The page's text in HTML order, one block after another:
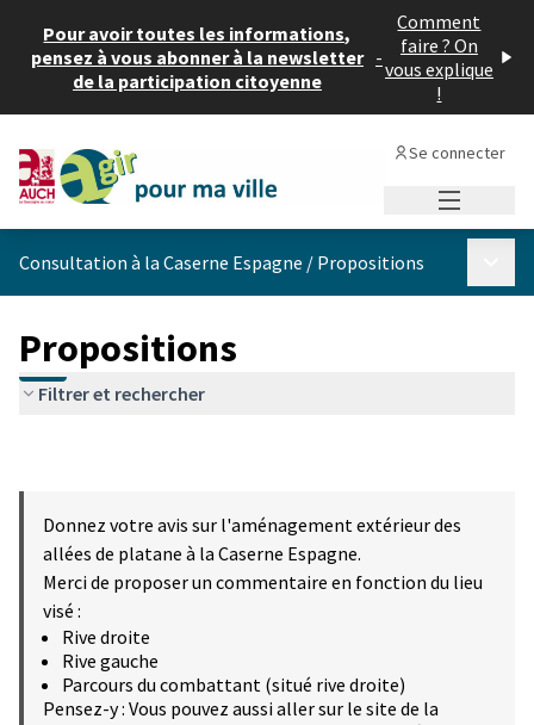
Pour avoir toutes les informations,
pensez à vous abonner à la newsletter
de la participation citoyenne
-
Comment
faire ? On
vous explique
!
Se connecter
Consultation à la Caserne Espagne / Propositions
Propositions
Filtrer et rechercher
Donnez votre avis sur l'aménagement extérieur des
allées de platane à la Caserne Espagne.
Merci de proposer un commentaire en fonction du lieu
visé :
Rive droite
Rive gauche
Parcours du combattant (situé rive droite)
Pensez-y : Vous pouvez aussi aller sur le site de la